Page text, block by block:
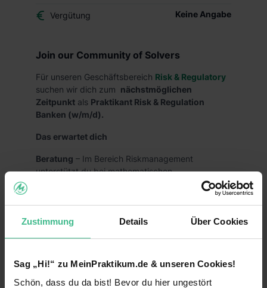
Zustimmung Details Über Cookies
Sag „Hi!“ zu MeinPraktikum.de & unseren Cookies!
Schön, dass du da bist! Bevor du hier ungestört
Vergütung Keine Angabe
Join our Community of Solvers
Für unseren Geschäftsbereich Risk & Regulatory
suchen wir dich zum nächstmöglichen
Zeitpunkt als Praktikant Risk & Regulation
Banken (w/m/d).
Das erwartet dich
Beratung – Im Bereich Riskmanagement
unterstützt du bei mathematischen
Fragestellungen sowie bei der Bewertung, der
Quantifizierung und der Modellierung von Risiken.
Dabei baust du Expertise in den Bereichen
Kapitalmärkte und Kreditgeschäfte auf.
du in Projekten bei deutschen, europäischen und
internationalen Banken. Du begleitest unsere